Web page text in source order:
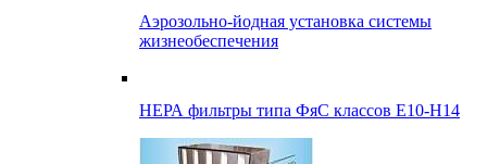
Аэрозольно-йодная установка системы
жизнеобеспечения
НЕРА фильтры типа ФяС классов Е10-Н14